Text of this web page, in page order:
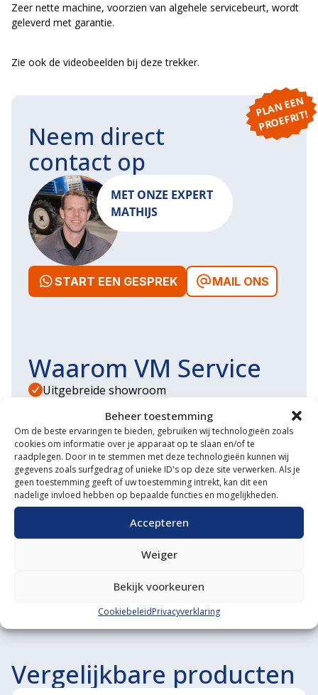
Beheer toestemming
Om de beste ervaringen te bieden, gebruiken wij technologieën zoals
cookies om informatie over je apparaat op te slaan en/of te
raadplegen. Door in te stemmen met deze technologieën kunnen wij
gegevens zoals surfgedrag of unieke ID's op deze site verwerken. Als je
geen toestemming geeft of uw toestemming intrekt, kan dit een
nadelige invloed hebben op bepaalde functies en mogelijkheden.
Accepteren
Weiger
Bekijk voorkeuren
CookiebeleidPrivacyverklaring
Zeer nette machine, voorzien van algehele servicebeurt, wordt
geleverd met garantie.
Zie ook de videobeelden bij deze trekker.
P
L
A
N
E
E
N
P
R
O
E
F
RI
T!
Neem direct
contact op
MET ONZE EXPERT
MATHIJS
START EEN GESPREK MAIL ONS
Waarom VM Service
Uitgebreide showroom
Eigen transportservice
Gespecialiseerde werkplaats
Diverse aanbouwwerktuigen
Grote voorraad minitrekkers
Grootste in kleine tractoren
Vergelijkbare producten